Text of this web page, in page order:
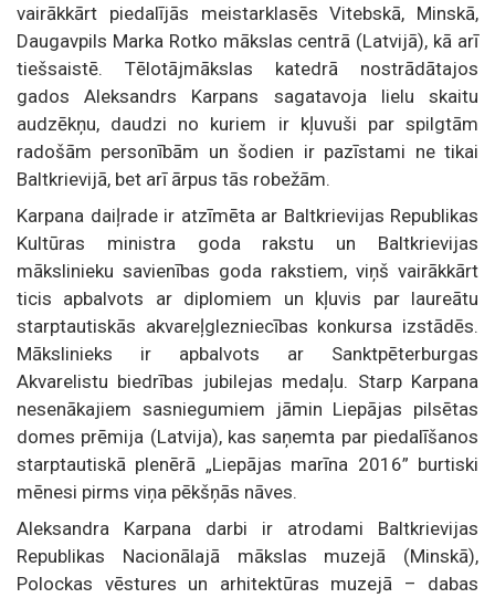
vairākkārt piedalījās meistarklasēs Vitebskā, Minskā,
Daugavpils Marka Rotko mākslas centrā (Latvijā), kā arī
tiešsaistē. Tēlotājmākslas katedrā nostrādātajos
gados Aleksandrs Karpans sagatavoja lielu skaitu
audzēkņu, daudzi no kuriem ir kļuvuši par spilgtām
radošām personībām un šodien ir pazīstami ne tikai
Baltkrievijā, bet arī ārpus tās robežām.
Karpana daiļrade ir atzīmēta ar Baltkrievijas Republikas
Kultūras ministra goda rakstu un Baltkrievijas
mākslinieku savienības goda rakstiem, viņš vairākkārt
ticis apbalvots ar diplomiem un kļuvis par laureātu
starptautiskās akvareļglezniecības konkursa izstādēs.
Mākslinieks ir apbalvots ar Sanktpēterburgas
Akvarelistu biedrības jubilejas medaļu. Starp Karpana
nesenākajiem sasniegumiem jāmin Liepājas pilsētas
domes prēmija (Latvija), kas saņemta par piedalīšanos
starptautiskā plenērā „Liepājas marīna 2016” burtiski
mēnesi pirms viņa pēkšņās nāves.
Aleksandra Karpana darbi ir atrodami Baltkrievijas
Republikas Nacionālajā mākslas muzejā (Minskā),
Polockas vēstures un arhitektūras muzejā – dabas